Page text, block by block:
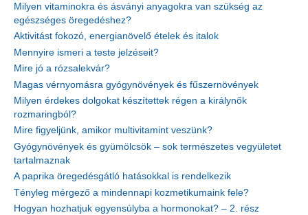
Milyen vitaminokra és ásványi anyagokra van szükség az
egészséges öregedéshez?
Aktivitást fokozó, energianövelő ételek és italok
Mennyire ismeri a teste jelzéseit?
Mire jó a rózsalekvár?
Magas vérnyomásra gyógynövények és fűszernövények
Milyen érdekes dolgokat készítettek régen a királynők
rozmaringból?
Mire figyeljünk, amikor multivitamint veszünk?
Gyógynövények és gyümölcsök – sok természetes vegyületet
tartalmaznak
A paprika öregedésgátló hatásokkal is rendelkezik
Tényleg mérgező a mindennapi kozmetikumaink fele?
Hogyan hozhatjuk egyensúlyba a hormonokat? – 2. rész